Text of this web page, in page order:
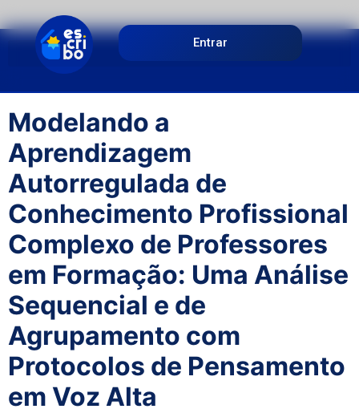
Entrar
Modelando a
Aprendizagem
Autorregulada de
Conhecimento Profissional
Complexo de Professores
em Formação: Uma Análise
Sequencial e de
Agrupamento com
Protocolos de Pensamento
em Voz Alta